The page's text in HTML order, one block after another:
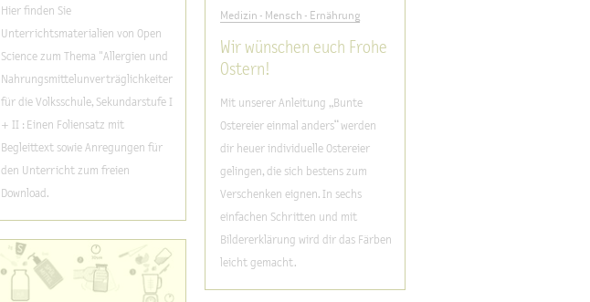
Hier finden Sie
Unterrichtsmaterialien von Open
Science zum Thema "Allergien und
Nahrungsmittelunverträglichkeiten"
für die Volksschule, Sekundarstufe I
+ II : Einen Foliensatz mit
Begleittext sowie Anregungen für
den Unterricht zum freien
Download.
Medizin - Mensch - Ernährung
Wir wünschen euch Frohe
Ostern!
Mit unserer Anleitung „Bunte
Ostereier einmal anders“ werden
dir heuer individuelle Ostereier
gelingen, die sich bestens zum
Verschenken eignen. In sechs
einfachen Schritten und mit
Bildererklärung wird dir das Färben
leicht gemacht.